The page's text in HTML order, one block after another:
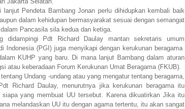
lanjut Pendeta Bambang Jonan perlu dihidupkan kembali baik
dalam kehidupan bermasyarakat sesuai dengan semangat
Pancasila sila kedua dan ketiga.
Pdt Richard Daulay mantan sekretaris umum
Indonesia (PGI) juga menyikapi dengan kerukunan beragama
KUHP yang baru. Di mana lanjut Bambang dalam aturan
atau keberadaan Forum Kerukunan Umat Beragama (FKUB).
Undang -undang atau yang mengatur tentang beragama,
Richard Daulay, menurutnya jika kerukunan beragama itu
siapa yang membuat UU tersebut. Karena dikuatirkan Jika itu
melandaskan UU itu dengan agama tertentu, itu akan sangat